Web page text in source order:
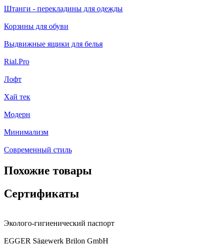
Штанги - перекладины для одежды
Корзины для обуви
Выдвижные ящики для белья
Rial.Pro
Лофт
Хай тек
Модерн
Минимализм
Современный стиль
Похожие товары
Сертификаты
Эколого-гигиенический паспорт
EGGER Sägewerk Brilon GmbH